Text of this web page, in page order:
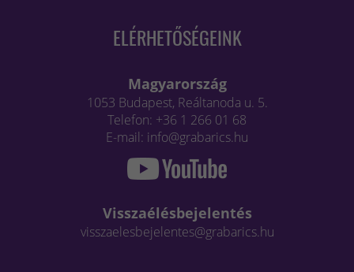
ELÉRHETŐSÉGEINK
Magyarország
1053 Budapest, Reáltanoda u. 5.
Telefon: +36 1 266 01 68
E-mail: info@grabarics.hu
Visszaélésbejelentés
visszaelesbejelentes@grabarics.hu